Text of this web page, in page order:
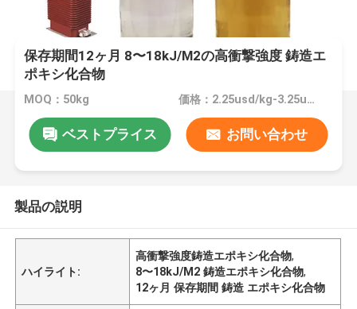
保存期間12ヶ月 8〜18kJ/M2の高衝撃強度 鋳造エ
ポキシ化合物
MOQ：50kg 価格：2.25usd/kg-3.25usd/kg
ベストプライス お問い合わせ
製品の説明
ハイライト:
高衝撃強度鋳造エポキシ化合物,
8〜18kJ/M2 鋳造エポキシ化合物,
12ヶ月 保存期間 鋳造 エポキシ化合物